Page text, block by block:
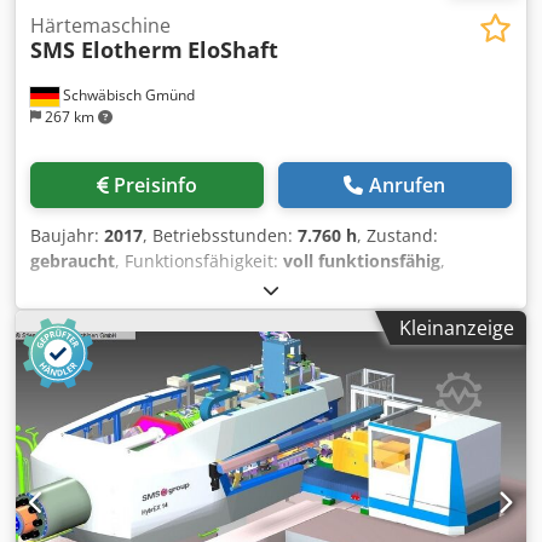
Schwäbisch Gmünd
267 km
Härtemaschine
SMS Elotherm EloShaft
Preisinfo Anrufen
Baujahr: 2017, Betriebsstunden: 7.760 h, Zustand:
gebraucht, Funktionsfähigkeit: voll funktionsfähig,
Maschinen-/Fahrzeugnummer:
uns Ihren Angebotspreis. Verkauf nur innerhalb Europa,
inkl. Türkei ----- Technische Daten siehe Handout.
Codpezkiz Aofx Aqxjrf Ohne Verpackung; Jegliches
Gewaehrleistungsrecht ist ausgeschlossen. Sollten Sie die
Anlage selbst demontieren wollen, so bitte um
entsprechende Information in Ihrem Gebot Für die
Richtigkeit der technischen Daten, für die Vollständigkeit
von Zubehör und Werkzeugausrüstung, sowie für die
Einhaltung aller in den Unfallverhütungsvorschriften
Kleinanzeige